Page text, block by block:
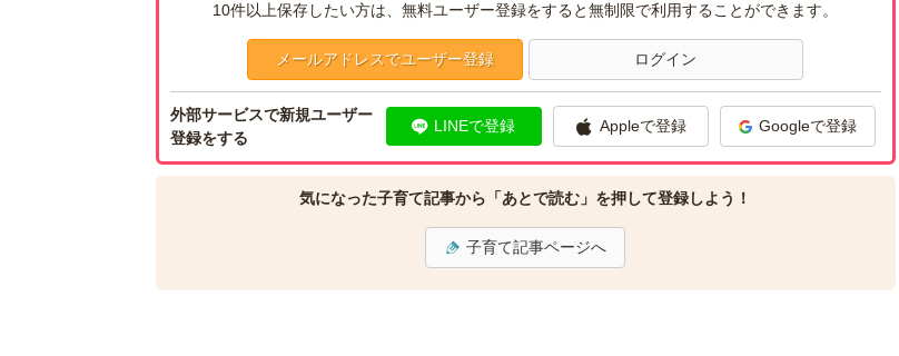
10件以上保存したい方は、無料ユーザー登録をすると無制限で利用することができます。
メールアドレスでユーザー登録 ログイン
外部サービスで新規ユーザー
登録をする
LINEで登録 Appleで登録 Googleで登録
気になった子育て記事から「あとで読む」を押して登録しよう！
子育て記事ページへ